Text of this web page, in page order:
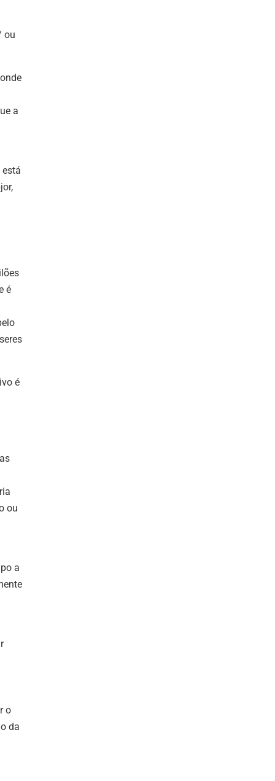
ou
a
é
é
ou
a
o
da